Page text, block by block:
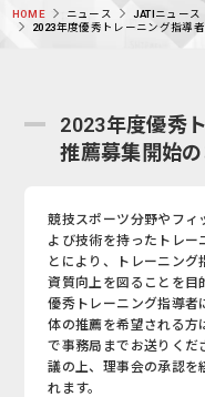
HOME ニュース
JATIニュース
2023年度優秀トレーニング指導
2023年度優秀
推薦募集開始
競技スポーツ分野やフィ
よび技術を持ったトレー
とにより、トレーニング
資質向上を図ることを目
優秀トレーニング指導者
体の推薦を希望される
で事務局までお送りくだ
議の上、理事会の承認を
れます。